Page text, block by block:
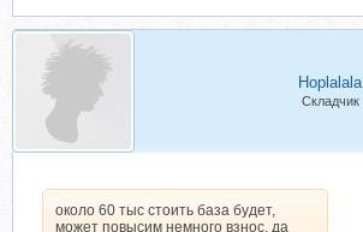
Hoplalala
Складчик
около 60 тыс стоить база будет,
может повысим немного взнос, да